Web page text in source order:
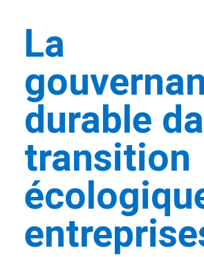
La
durable
transition